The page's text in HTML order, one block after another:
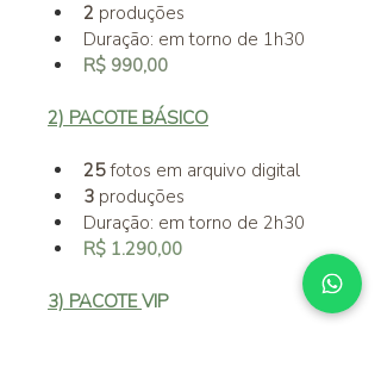
2 produções
Duração: em torno de 1h30
R$ 990,00
2) PACOTE BÁSICO
25 fotos em arquivo digital
3 produções
Duração: em torno de 2h30
R$ 1.290,00
3) PACOTE VIP